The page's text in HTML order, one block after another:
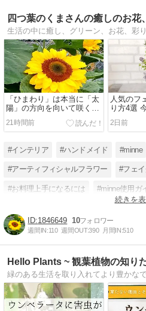
四つ葉のくまさんの癒しのお花
「ひまわり」は本当に「太
陽」の方向を向いて咲くの
か？
21時間前
人気のフ
り方4選
2日前
#インテリア #ハンドメイド #minne
#アーティフィシャルフラワー #フェ
#お料理上手になるには #minne使用ガ
続きを
1846649 10
週間IN:110 週間OUT:390 月間IN:510
Hello Plants ~ 観葉植物の知り